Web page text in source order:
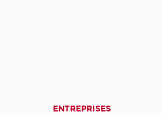
ENTREPRISES